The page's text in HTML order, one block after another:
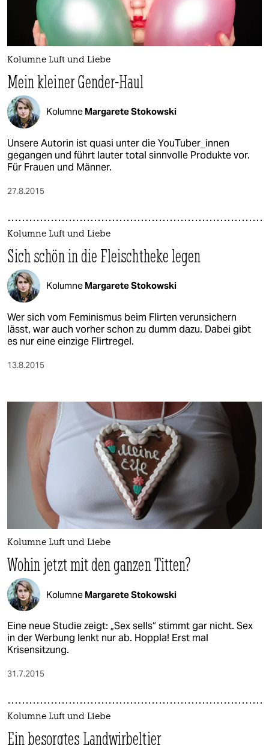
Kolumne Luft und Liebe
Mein kleiner Gender-Haul
Kolumne Margarete Stokowski
Unsere Autorin ist quasi unter die YouTuber_innen
gegangen und führt lauter total sinnvolle Produkte vor.
Für Frauen und Männer.
27.8.2015
Kolumne Luft und Liebe
Sich schön in die Fleischtheke legen
Kolumne Margarete Stokowski
Wer sich vom Feminismus beim Flirten verunsichern
lässt, war auch vorher schon zu dumm dazu. Dabei gibt
es nur eine einzige Flirtregel.
13.8.2015
Kolumne Luft und Liebe
Wohin jetzt mit den ganzen Titten?
Kolumne Margarete Stokowski
Eine neue Studie zeigt: „Sex sells“ stimmt gar nicht. Sex
in der Werbung lenkt nur ab. Hoppla! Erst mal
Krisensitzung.
31.7.2015
Kolumne Luft und Liebe
Ein besorgtes Landwirbeltier